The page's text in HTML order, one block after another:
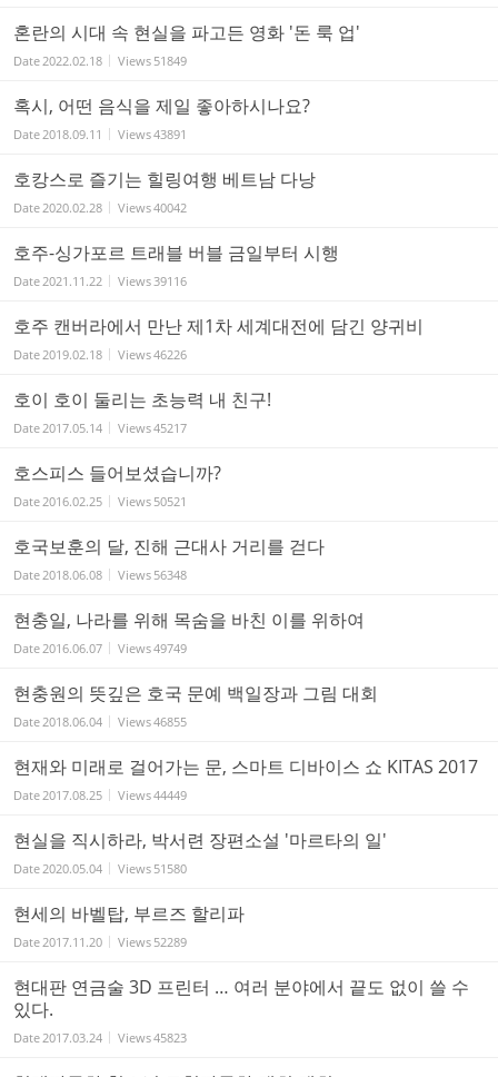
혼란의 시대 속 현실을 파고든 영화 '돈 룩 업'
Date2022.02.18 Views 51849
혹시, 어떤 음식을 제일 좋아하시나요?
Date2018.09.11 Views43891
호캉스로 즐기는 힐링여행 베트남 다낭
Date2020.02.28 Views40042
호주-싱가포르 트래블 버블 금일부터 시행
Date2021.11.22 Views39116
호주 캔버라에서 만난 제1차 세계대전에 담긴 양귀비
Date2019.02.18 Views46226
호이 호이 둘리는 초능력 내 친구!
Date2017.05.14 Views45217
호스피스 들어보셨습니까?
Date2016.02.25 Views 50521
호국보훈의 달, 진해 근대사 거리를 걷다
Date2018.06.08 Views 56348
현충일, 나라를 위해 목숨을 바친 이를 위하여
Date2016.06.07 Views49749
현충원의 뜻깊은 호국 문예 백일장과 그림 대회
Date2018.06.04 Views46855
현재와 미래로 걸어가는 문, 스마트 디바이스 쇼 KITAS 2017
Date2017.08.25 Views44449
현실을 직시하라, 박서련 장편소설 '마르타의 일'
Date2020.05.04 Views 51580
현세의 바벨탑, 부르즈 할리파
Date2017.11.20 Views 52289
현대판 연금술 3D 프린터 … 여러 분야에서 끝도 없이 쓸 수
있다.
Date2017.03.24 Views45823